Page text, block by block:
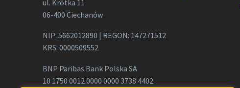
ul. Krótka 11
06-400 Ciechanów
NIP: 5662012890 | REGON: 147271512
KRS: 0000509552
BNP Paribas Bank Polska SA
10 1750 0012 0000 0000 3738 4402